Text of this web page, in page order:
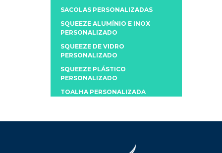
SACOLAS PERSONALIZADAS
SQUEEZE ALUMÍNIO E INOX
PERSONALIZADO
SQUEEZE DE VIDRO
PERSONALIZADO
SQUEEZE PLÁSTICO
PERSONALIZADO
TOALHA PERSONALIZADA